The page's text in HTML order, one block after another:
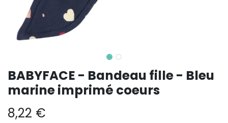
BABYFACE - Bandeau fille - Bleu
marine imprimé coeurs
8,22 €